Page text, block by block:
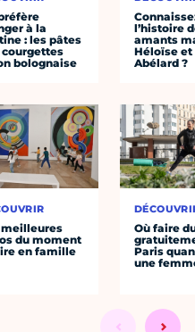
à la
: les pâtes
courgettes
bolognaise
meilleures
du moment
en famille
l’histoire
amants
Héloïse et
Abélard ?
Où faire
Paris
une